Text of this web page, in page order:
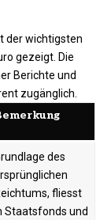
der wichtigsten
gezeigt. Die
Berichte und
zugänglich.
des
fliesst
Staatsfonds und